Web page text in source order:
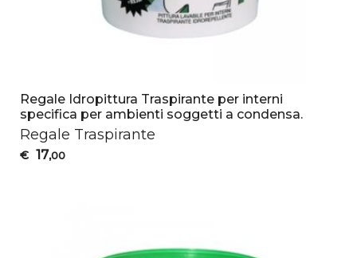
Regale Idropittura Traspirante per interni
specifica per ambienti soggetti a condensa.
Regale Traspirante
€ 17,00